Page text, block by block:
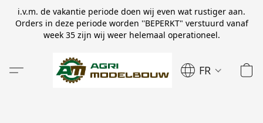
i.v.m. de vakantie periode doen wij even wat rustiger aan.
Orders in deze periode worden ''BEPERKT" verstuurd vanaf
week 35 zijn wij weer helemaal operationeel.
FR